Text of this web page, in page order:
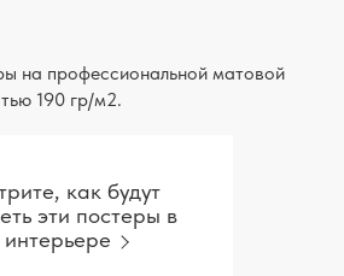
на профессиональной матовой
190 гр/м2.
как будут
эти постеры в